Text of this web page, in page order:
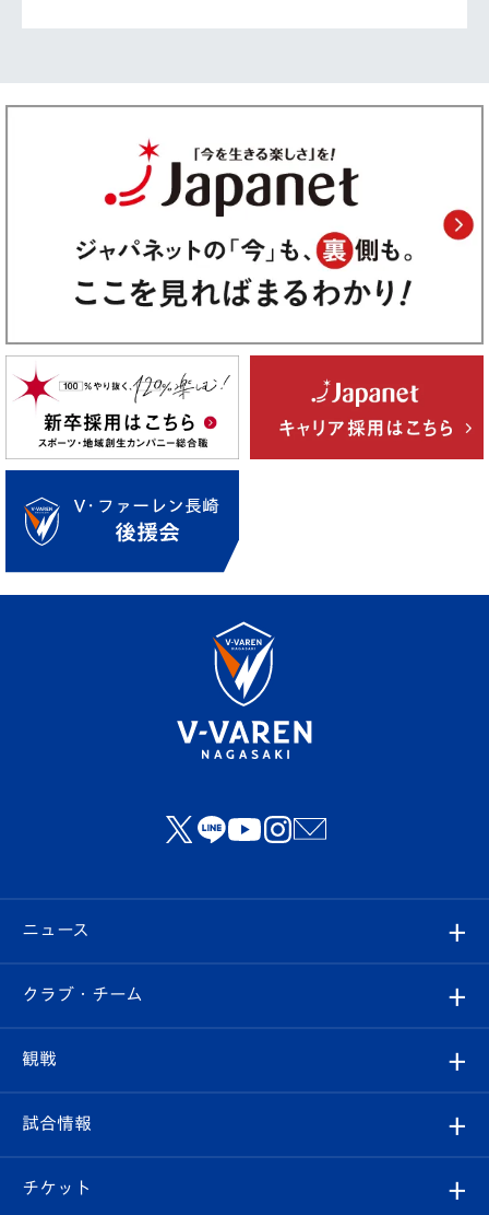
ニュース
すべて
クラブ
試合情報
クラブ・チーム
クラブ概要
観戦
観戦ルール
試合情報
試合日程/結果
チケット